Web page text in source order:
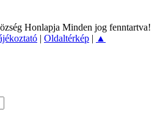
Honlapja Minden jog fenntartva!
| Oldaltérkép | ▲